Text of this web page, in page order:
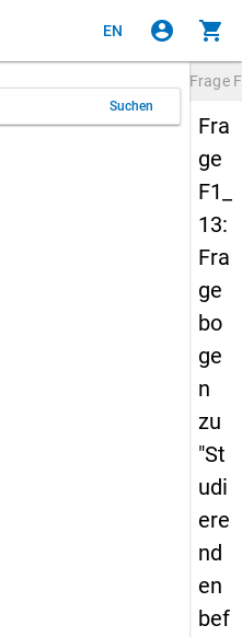
EN account_circle shopping_cart
Suchen
Frage
Fra
ge
F1_
13:
Fra
ge
bo
ge
n
zu
"St
udi
ere
nd
en
bef